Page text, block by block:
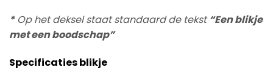
*Op het deksel staat standaard de tekst“Een blikje
met een boodschap”
Specificaties blikje